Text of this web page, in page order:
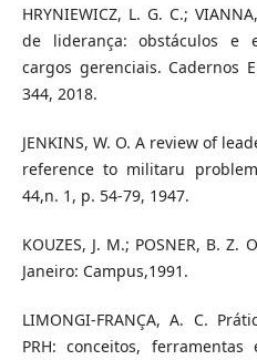
HRYNIEWICZ, L. G. C.;
de liderança: obstáculos e
cargos gerenciais. Cadernos
344, 2018.
JENKINS, W. O. A review of
reference to militaru
44,n. 1, p. 54-79, 1947.
KOUZES, J. M.; POSNER, B.
Janeiro: Campus,1991.
LIMONGI-FRANÇA, A. C.
PRH: conceitos,